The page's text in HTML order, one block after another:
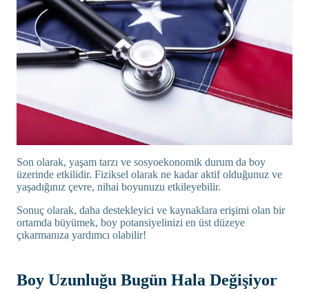
Son olarak, yaşam tarzı ve sosyoekonomik durum da boy
üzerinde etkilidir. Fiziksel olarak ne kadar aktif olduğunuz ve
yaşadığınız çevre, nihai boyunuzu etkileyebilir.
Sonuç olarak, daha destekleyici ve kaynaklara erişimi olan bir
ortamda büyümek, boy potansiyelinizi en üst düzeye
çıkarmanıza yardımcı olabilir!
Boy Uzunluğu Bugün Hala Değişiyor